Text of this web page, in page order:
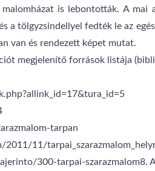
is lebontották. A
a tölgyzsindellyel fedték le az
van és rendezett képet mutat.
megjelenítő források listája
tarpan
2011/11/
300-tarpai-szarazmalom8.